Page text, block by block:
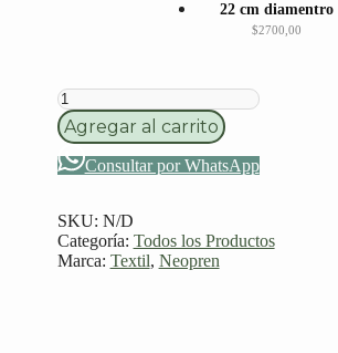
22 cm diamentro
$2700,00
Agregar al carrito
Consultar por WhatsApp
SKU: N/D
Categoría: Todos los Productos
Marca: Textil, Neopren